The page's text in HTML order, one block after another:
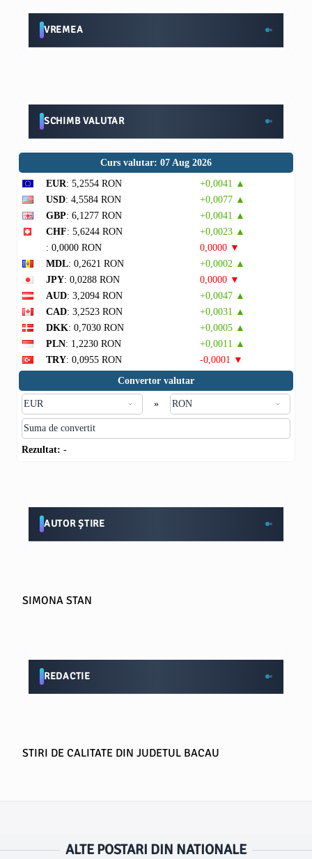
VREMEA
SCHIMB VALUTAR
Curs valutar: 07 Aug 2026
EUR: 5,2554 RON
+0,0041 ▲
USD: 4,5584 RON
+0,0077 ▲
GBP: 6,1277 RON
+0,0041 ▲
CHF: 5,6244 RON
+0,0023 ▲
: 0,0000 RON
0,0000 ▼
MDL: 0,2621 RON
+0,0002 ▲
JPY: 0,0288 RON
0,0000 ▼
AUD: 3,2094 RON
+0,0047 ▲
CAD: 3,2523 RON
+0,0031 ▲
DKK: 0,7030 RON
+0,0005 ▲
PLN: 1,2230 RON
+0,0011 ▲
TRY: 0,0955 RON
-0,0001 ▼
Convertor valutar
»
Rezultat: -
AUTOR ȘTIRE
SIMONA STAN
REDACTIE
STIRI DE CALITATE DIN JUDETUL BACAU
ALTE POSTARI DIN NATIONALE